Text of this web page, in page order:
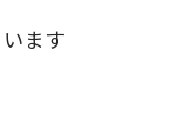
ます